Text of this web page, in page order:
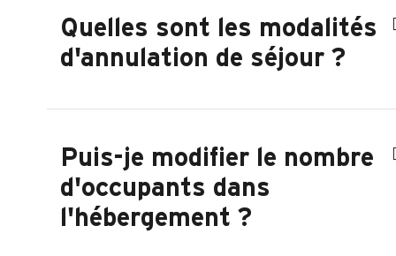
Quelles sont les modalités
d'annulation de séjour ?
Puis-je modifier le nombre
d'occupants dans
l'hébergement ?